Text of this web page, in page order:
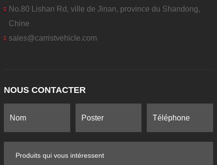
No.80 Lishan Rd, ville de Jinan, province du Shandong,
Chine
sales@carristvehicle.com
NOUS CONTACTER